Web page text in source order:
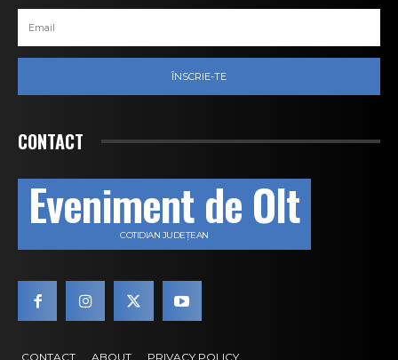
ÎNSCRIE-TE
CONTACT
Eveniment de Olt
COTIDIAN JUDEȚEAN
CONTACT ABOUT PRIVACY POLICY